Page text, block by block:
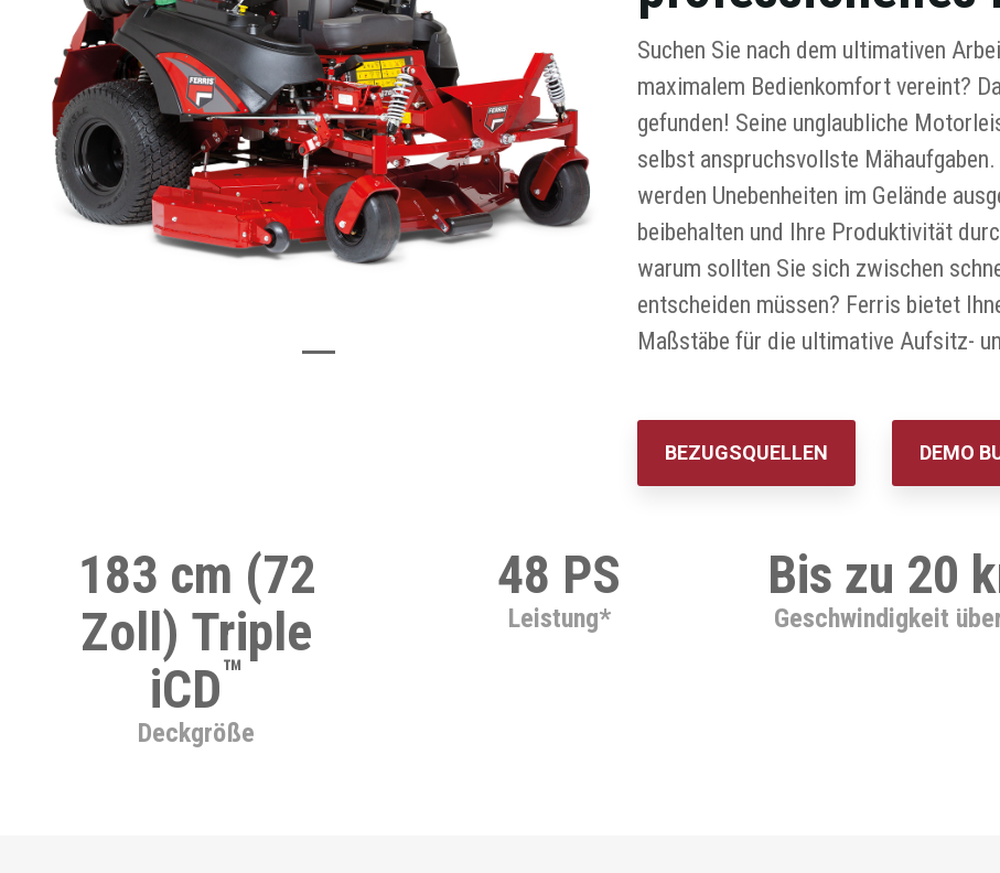
Suchen Sie nach dem ultimativen
maximalem Bedienkomfort vereint?
gefunden! Seine unglaubliche
selbst anspruchsvollste
werden Unebenheiten im Gelände
beibehalten und Ihre Produktivität
warum sollten Sie sich zwischen
entscheiden müssen? Ferris bietet
Maßstäbe für die ultimative Aufsitz-
BEZUGSQUELLEN DEMO
Deckgröße
183 cm (72
Zoll) Triple
iCD™
Leistung*
48 PS
Geschwindigkeit
Bis zu 20